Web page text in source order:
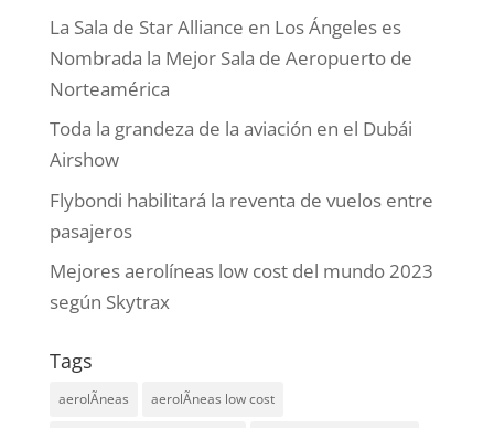
La Sala de Star Alliance en Los Ángeles es
Nombrada la Mejor Sala de Aeropuerto de
Norteamérica
Toda la grandeza de la aviación en el Dubái
Airshow
Flybondi habilitará la reventa de vuelos entre
pasajeros
Mejores aerolíneas low cost del mundo 2023
según Skytrax
Tags
aerolÃ­neas aerolÃ­neas low cost